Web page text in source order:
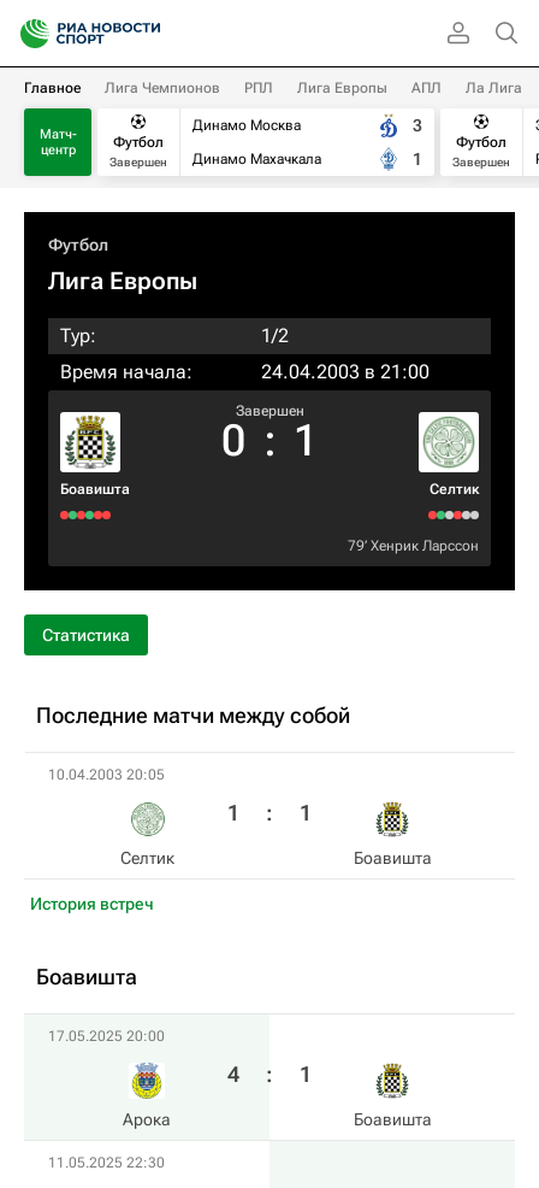
Главное Лига Чемпионов РПЛ Лига Европы АПЛ Ла Лига
Матч-
центр
Футбол
Завершен
Динамо Москва
Динамо Махачкала
3
1
Футбол
Завершен
Футбол
Лига Европы
Тур:
1/2
Время начала:
24.04.2003 в 21:00
Боавишта
Завершен
0 : 1
Селтик
79‎’‎ Хенрик Ларссон
Статистика
Последние матчи между собой
10.04.2003 20:05
Селтик
1 : 1
Боавишта
История встреч
Боавишта
17.05.2025 20:00
Арока
4 : 1
Боавишта
11.05.2025 22:30